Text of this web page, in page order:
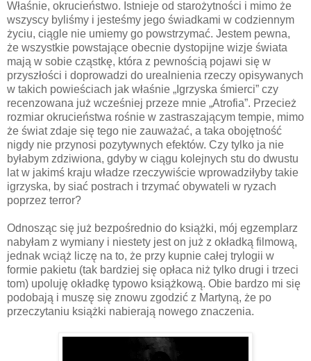
Właśnie, okrucieństwo. Istnieje od starożytności i mimo że
wszyscy byliśmy i jesteśmy jego świadkami w codziennym
życiu, ciągle nie umiemy go powstrzymać. Jestem pewna,
że wszystkie powstające obecnie dystopijne wizje świata
mają w sobie cząstkę, która z pewnością pojawi się w
przyszłości i doprowadzi do urealnienia rzeczy opisywanych
w takich powieściach jak właśnie „Igrzyska śmierci” czy
recenzowana już wcześniej przeze mnie „Atrofia”. Przecież
rozmiar okrucieństwa rośnie w zastraszającym tempie, mimo
że świat zdaje się tego nie zauważać, a taka obojętność
nigdy nie przynosi pozytywnych efektów. Czy tylko ja nie
byłabym zdziwiona, gdyby w ciągu kolejnych stu do dwustu
lat w jakimś kraju władze rzeczywiście wprowadziłyby takie
igrzyska, by siać postrach i trzymać obywateli w ryzach
poprzez terror?
Odnosząc się już bezpośrednio do książki, mój egzemplarz
nabyłam z wymiany i niestety jest on już z okładką filmową,
jednak wciąż liczę na to, że przy kupnie całej trylogii w
formie pakietu (tak bardziej się opłaca niż tylko drugi i trzeci
tom) upoluję okładkę typowo książkową. Obie bardzo mi się
podobają i muszę się znowu zgodzić z Martyną, że po
przeczytaniu książki nabierają nowego znaczenia.